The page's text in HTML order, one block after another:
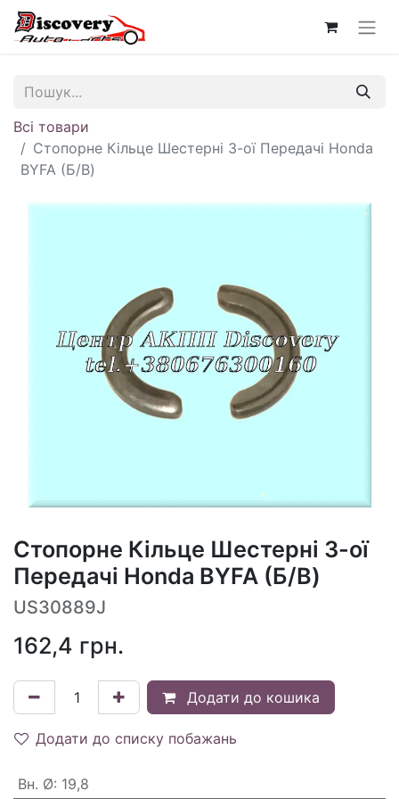
Всі товари
Стопорне Кільце Шестерні 3-ої Передачі Honda
BYFA (Б/В)
Стопорне Кільце Шестерні 3-ої
Передачі Honda BYFA (Б/В)
US30889J
162,4 грн.
Додати до кошика
Додати до списку побажань
Вн. Ø: 19,8